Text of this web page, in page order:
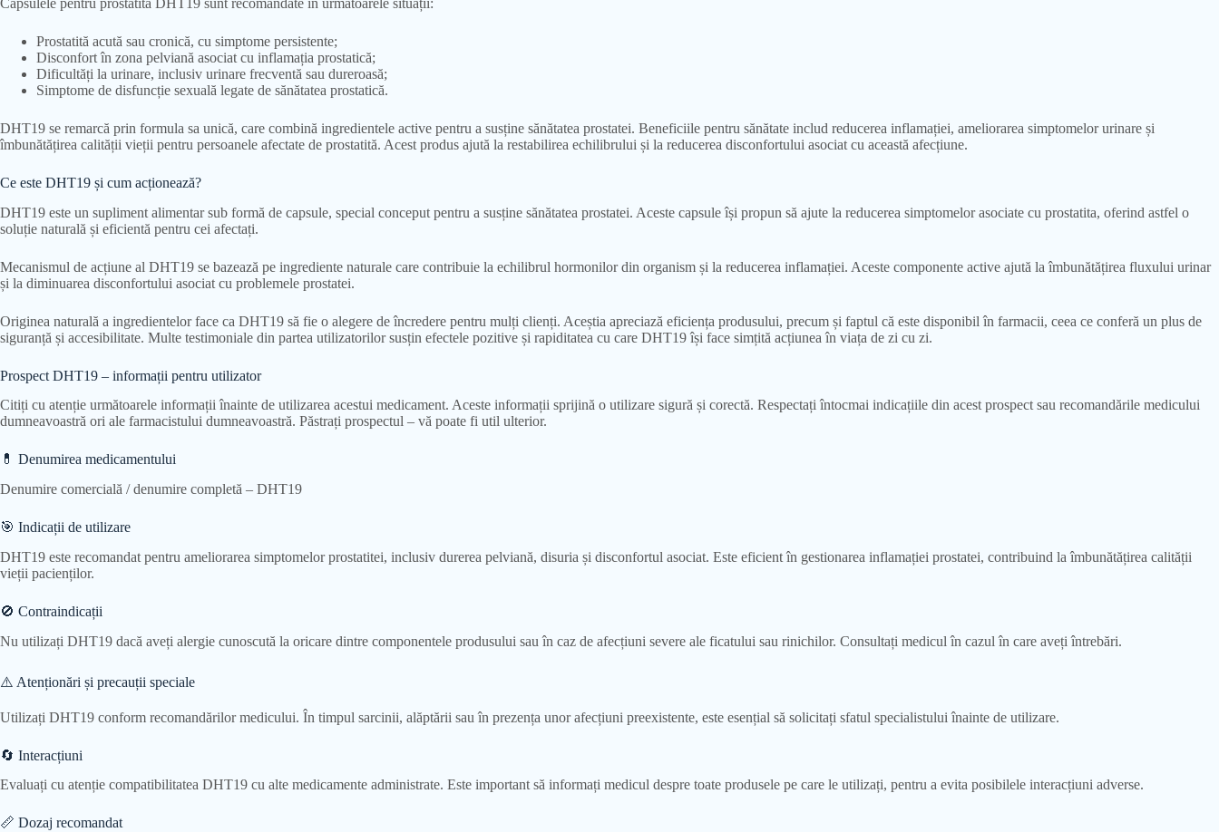
Prostatită acută sau cronică, cu simptome persistente;
Disconfort în zona pelviană asociat cu inflamația prostatică;
Dificultăți la urinare, inclusiv urinare frecventă sau dureroasă;
Simptome de disfuncție sexuală legate de sănătatea prostatică.
DHT19 se remarcă prin formula sa unică, care combină ingredientele active pentru a susține sănătatea prostatei. Beneficiile pentru sănătate includ reducerea inflamației, ameliorarea simptomelor urinare și
îmbunătățirea calității vieții pentru persoanele afectate de prostatită. Acest produs ajută la restabilirea echilibrului și la reducerea disconfortului asociat cu această afecțiune.
Ce este DHT19 și cum acționează?
DHT19 este un supliment alimentar sub formă de capsule, special conceput pentru a susține sănătatea prostatei. Aceste capsule își propun să ajute la reducerea simptomelor asociate cu prostatita, oferind astfel o
soluție naturală și eficientă pentru cei afectați.
Mecanismul de acțiune al DHT19 se bazează pe ingrediente naturale care contribuie la echilibrul hormonilor din organism și la reducerea inflamației. Aceste componente active ajută la îmbunătățirea fluxului urinar
și la diminuarea disconfortului asociat cu problemele prostatei.
Originea naturală a ingredientelor face ca DHT19 să fie o alegere de încredere pentru mulți clienți. Aceștia apreciază eficiența produsului, precum și faptul că este disponibil în farmacii, ceea ce conferă un plus de
siguranță și accesibilitate. Multe testimoniale din partea utilizatorilor susțin efectele pozitive și rapiditatea cu care DHT19 își face simțită acțiunea în viața de zi cu zi.
Prospect DHT19 – informații pentru utilizator
Citiți cu atenție următoarele informații înainte de utilizarea acestui medicament. Aceste informații sprijină o utilizare sigură și corectă. Respectați întocmai indicațiile din acest prospect sau recomandările medicului
dumneavoastră ori ale farmacistului dumneavoastră. Păstrați prospectul – vă poate fi util ulterior.
💊 Denumirea medicamentului
Denumire comercială / denumire completă – DHT19
🎯 Indicații de utilizare
DHT19 este recomandat pentru ameliorarea simptomelor prostatitei, inclusiv durerea pelviană, disuria și disconfortul asociat. Este eficient în gestionarea inflamației prostatei, contribuind la îmbunătățirea calității
vieții pacienților.
🚫 Contraindicații
Nu utilizați DHT19 dacă aveți alergie cunoscută la oricare dintre componentele produsului sau în caz de afecțiuni severe ale ficatului sau rinichilor. Consultați medicul în cazul în care aveți întrebări.
⚠️ Atenționări și precauții speciale
Utilizați DHT19 conform recomandărilor medicului. În timpul sarcinii, alăptării sau în prezența unor afecțiuni preexistente, este esențial să solicitați sfatul specialistului înainte de utilizare.
🔄 Interacțiuni
Evaluați cu atenție compatibilitatea DHT19 cu alte medicamente administrate. Este important să informați medicul despre toate produsele pe care le utilizați, pentru a evita posibilele interacțiuni adverse.
📏 Dozaj recomandat